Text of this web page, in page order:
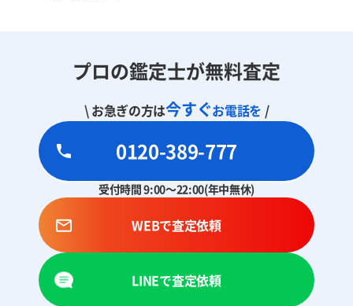
プロの鑑定士が無料査定
\ お急ぎの方は今すぐお電話を /
0120-389-777
受付時間 9:00～22:00(年中無休)
WEBで査定依頼
LINEで査定依頼